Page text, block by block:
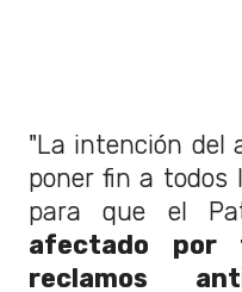
"La intención del
poner fin a todos
para que el
afectado por
reclamos